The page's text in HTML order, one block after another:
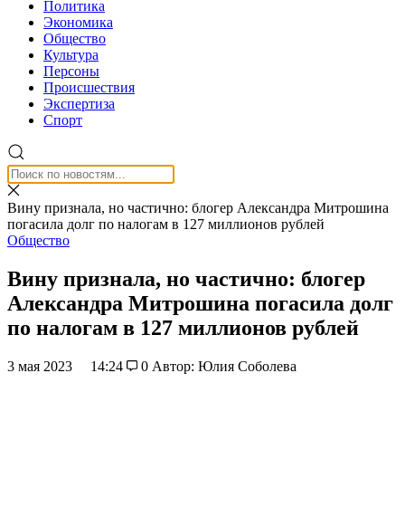
Политика
Экономика
Общество
Культура
Персоны
Происшествия
Экспертиза
Спорт
Вину признала, но частично: блогер Александра Митрошина
погасила долг по налогам в 127 миллионов рублей
Общество
Вину признала, но частично: блогер
Александра Митрошина погасила долг
по налогам в 127 миллионов рублей
3 мая 2023 14:24 0 Автор: Юлия Соболева